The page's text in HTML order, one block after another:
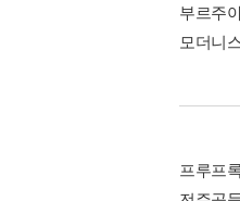
부르주
모더니
프루프